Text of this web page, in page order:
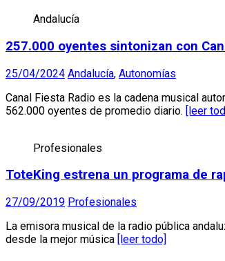
Andalucía
257.000 oyentes sintonizan con
25/04/2024 Andalucía, Autonomías
Canal Fiesta Radio es la cadena musical
562.000 oyentes de promedio diario. [leer
Profesionales
ToteKing estrena un programa de
27/09/2019 Profesionales
La emisora musical de la radio pública
desde la mejor música [leer todo]